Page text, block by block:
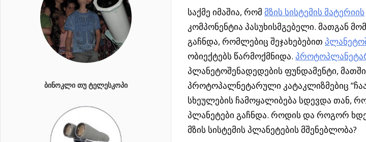
საქმე იმაშია, რომ მზის სისტემის მატერიის
კომპონენტია პასუხისმგებელი. მათგან
გაჩნდა, რომლებიც შეჯახებებით
ობიექტებს წარმოქმნიდა.
პლანეტოშენადედების ფუნდამენტი,
პროტოპალნეტარული კატაკლიზმებიც
სხეულების ჩამოყალიბება სდევდა თან,
პლანეტები გაჩნდა. როდის და როგორ
მზის სისტემის პლანეტების მშენებლობა?
ᲑᲘᲜᲝᲙᲚᲘ ᲗᲣ ᲢᲔᲚᲔᲡᲙᲝᲞᲘ